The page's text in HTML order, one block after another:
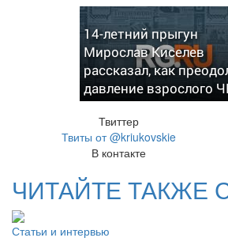
14-летний прыгун
Мирослав Киселев
рассказал, как
давление взрослого
Твиттер
Твиты от @kriukovskie
В контакте
ЧИТАЙТЕ ТАКЖЕ
Статьи и интервью